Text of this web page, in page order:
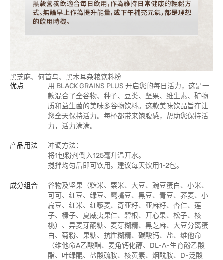
黑芝麻、何首乌、黑木耳杂粮饮料粉
优点
用 BLACK GRAINS PLUS 开启您的每日活力，这是一
款混合了全谷物、种子、豆类、坚果、维生素、矿物
质和益生菌的美味多谷物饮料。这款美味饮品旨在让
您全天保持活力。每杯都带来饱腹感，帮助您保持活
力，活力满满。
产品用法
冲调方法：
将1包粉剂倒入125毫升温开水。
搅拌均匀后即可饮用。建议每天饮用1-2包。
成分组合
谷物及坚果（糙米、粟米、大豆、豌豆蛋白、小米、
可可、红豆、绿豆、鹰嘴豆、黑豆、青豆、荞麦、小
扁豆、红米、红藜麦、奇亚籽、亚麻籽、杏仁、莲
子、榛子、夏威夷果仁、碧根、开心果、松子、核
桃）、异麦芽酮糖、麦芽糊精、黑芝麻、大豆分离蛋
白、菊粉、果糖、抗性糊精、碳酸钙、盐、维他命
（维他命A乙酸酯、麦角钙化醇、DL-Α-生育酚乙酸
酯、叶绿醌、盐酸硫胺、核黄素、烟酰胺、D-泛酸